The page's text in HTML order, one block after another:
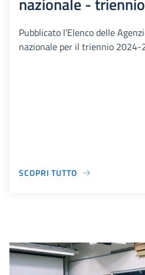
Pubblicato l’Elenco delle
nazionale per il triennio 2024-
SCOPRI TUTTO